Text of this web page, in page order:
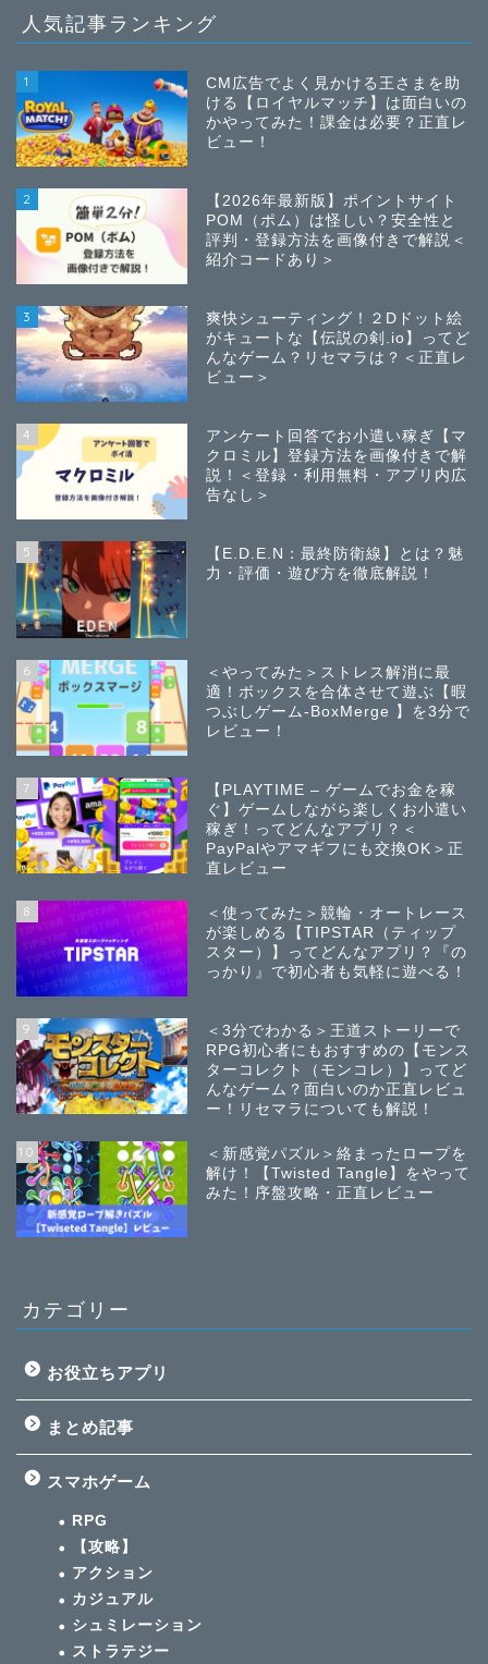
人気記事ランキング
1
CM広告でよく見かける王さまを助
ける【ロイヤルマッチ】は面白いの
かやってみた！課金は必要？正直レ
ビュー！
2
【2026年最新版】ポイントサイト
POM（ポム）は怪しい？安全性と
評判・登録方法を画像付きで解説＜
紹介コードあり＞
3
爽快シューティング！２Dドット絵
がキュートな【伝説の剣.io】ってど
んなゲーム？リセマラは？＜正直レ
ビュー＞
4
アンケート回答でお小遣い稼ぎ【マ
クロミル】登録方法を画像付きで解
説！＜登録・利用無料・アプリ内広
告なし＞
5
【E.D.E.N：最終防衛線】とは？魅
力・評価・遊び方を徹底解説！
6
＜やってみた＞ストレス解消に最
適！ボックスを合体させて遊ぶ【暇
つぶしゲーム-BoxMerge 】を3分で
レビュー！
7
【PLAYTIME – ゲームでお金を稼
ぐ】ゲームしながら楽しくお小遣い
稼ぎ！ってどんなアプリ？＜
PayPalやアマギフにも交換OK＞正
直レビュー
8
＜使ってみた＞競輪・オートレース
が楽しめる【TIPSTAR（ティップ
スター）】ってどんなアプリ？『の
っかり』で初心者も気軽に遊べる！
9
＜3分でわかる＞王道ストーリーで
RPG初心者にもおすすめの【モンス
ターコレクト（モンコレ）】ってど
んなゲーム？面白いのか正直レビュ
ー！リセマラについても解説！
10
＜新感覚パズル＞絡まったロープを
解け！【Twisted Tangle】をやって
みた！序盤攻略・正直レビュー
カテゴリー
お役立ちアプリ
まとめ記事
スマホゲーム
RPG
【攻略】
アクション
カジュアル
シュミレーション
ストラテジー